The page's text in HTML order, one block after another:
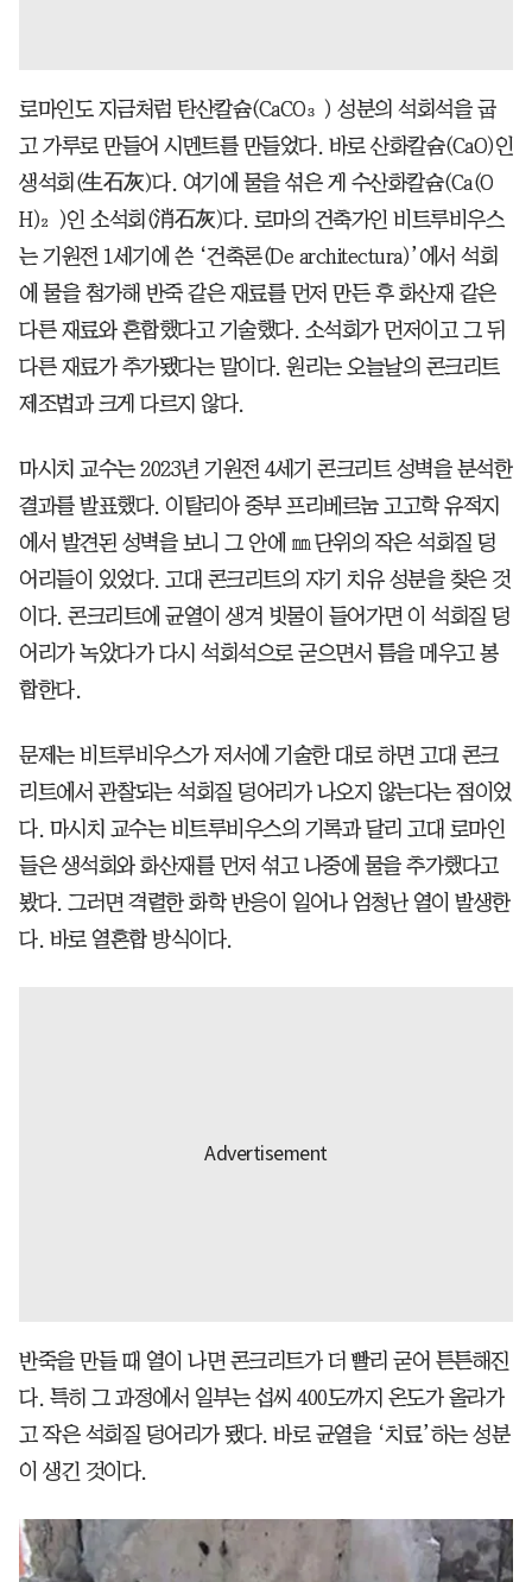
로마인도 지금처럼 탄산칼슘(CaCO₃) 성분의 석회석을 굽
고 가루로 만들어 시멘트를 만들었다. 바로 산화칼슘(CaO)인
생석회(生石灰)다. 여기에 물을 섞은 게 수산화칼슘(Ca(O
H)₂)인 소석회(消石灰)다. 로마의 건축가인 비트루비우스
는 기원전 1세기에 쓴 ‘건축론(De architectura)’에서 석회
에 물을 첨가해 반죽 같은 재료를 먼저 만든 후 화산재 같은
다른 재료와 혼합했다고 기술했다. 소석회가 먼저이고 그 뒤
다른 재료가 추가됐다는 말이다. 원리는 오늘날의 콘크리트
제조법과 크게 다르지 않다.
마시치 교수는 2023년 기원전 4세기 콘크리트 성벽을 분석한
결과를 발표했다. 이탈리아 중부 프리베르눔 고고학 유적지
에서 발견된 성벽을 보니 그 안에 ㎜ 단위의 작은 석회질 덩
어리들이 있었다. 고대 콘크리트의 자기 치유 성분을 찾은 것
이다. 콘크리트에 균열이 생겨 빗물이 들어가면 이 석회질 덩
어리가 녹았다가 다시 석회석으로 굳으면서 틈을 메우고 봉
합한다.
문제는 비트루비우스가 저서에 기술한 대로 하면 고대 콘크
리트에서 관찰되는 석회질 덩어리가 나오지 않는다는 점이었
다. 마시치 교수는 비트루비우스의 기록과 달리 고대 로마인
들은 생석회와 화산재를 먼저 섞고 나중에 물을 추가했다고
봤다. 그러면 격렬한 화학 반응이 일어나 엄청난 열이 발생한
다. 바로 열혼합 방식이다.
반죽을 만들 때 열이 나면 콘크리트가 더 빨리 굳어 튼튼해진
다. 특히 그 과정에서 일부는 섭씨 400도까지 온도가 올라가
고 작은 석회질 덩어리가 됐다. 바로 균열을 ‘치료’하는 성분
이 생긴 것이다.